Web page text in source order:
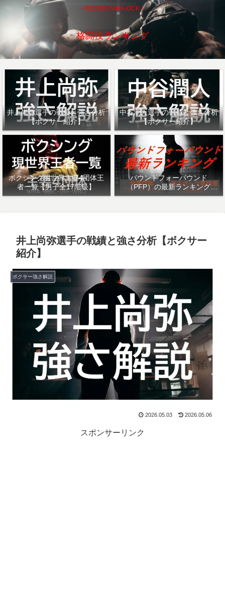
～BOXING MMA KICK～
格闘技ランキング
井上尚弥選手の戦績と強さ分析
【ボクサー紹介】
中谷潤人選手の戦績と強さ分析
【ボクサー紹介】
ボクシング現世界主要4団体王
者一覧【男子全17階級】
パウンドフォーパウンド
（PFP）の最新ランキング
「ザ・リング」・「ESPN」を
井上尚弥選手の戦績と強さ分析【ボクサー
紹介】
ボクサー強さ解説
2026.05.03 2026.05.06
スポンサーリンク